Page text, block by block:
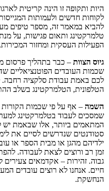
היות ותקופה זו הינה קריטית
לקוחות חדשים ולעמותות
להביא במאמר זה, מספר טיפים
טלמרקטינג ותאום פגישות, על
הפעילות העסקית ומחזור המכירות.
גיוס הצוות – כבר בתהליך פרסום
שכמות העובדים הפוטנציאליים
לכם באמת עבודת סלקציה רחבה.
הטלפונית, הטלמרקטינג בשלב
השמה – אף על פי שכמות הקורות
שמסכים לעבוד בטלמרקטינג
המתאמים ביותר, אלו שבאמת יש
סטודנטים שנדרשים לסיים את
זמן רב ורוצים לצאת לעבודה.
גבוה. זהירות – אקדמאים
חיים. אנחנו לא רוצים עובדים
הנחשקת.